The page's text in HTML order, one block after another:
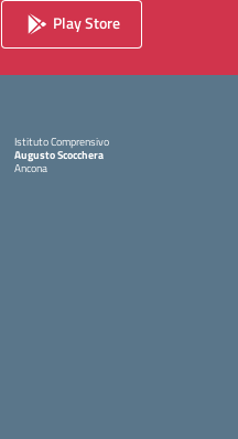
Play Store
Istituto Comprensivo
Augusto Scocchera
Ancona